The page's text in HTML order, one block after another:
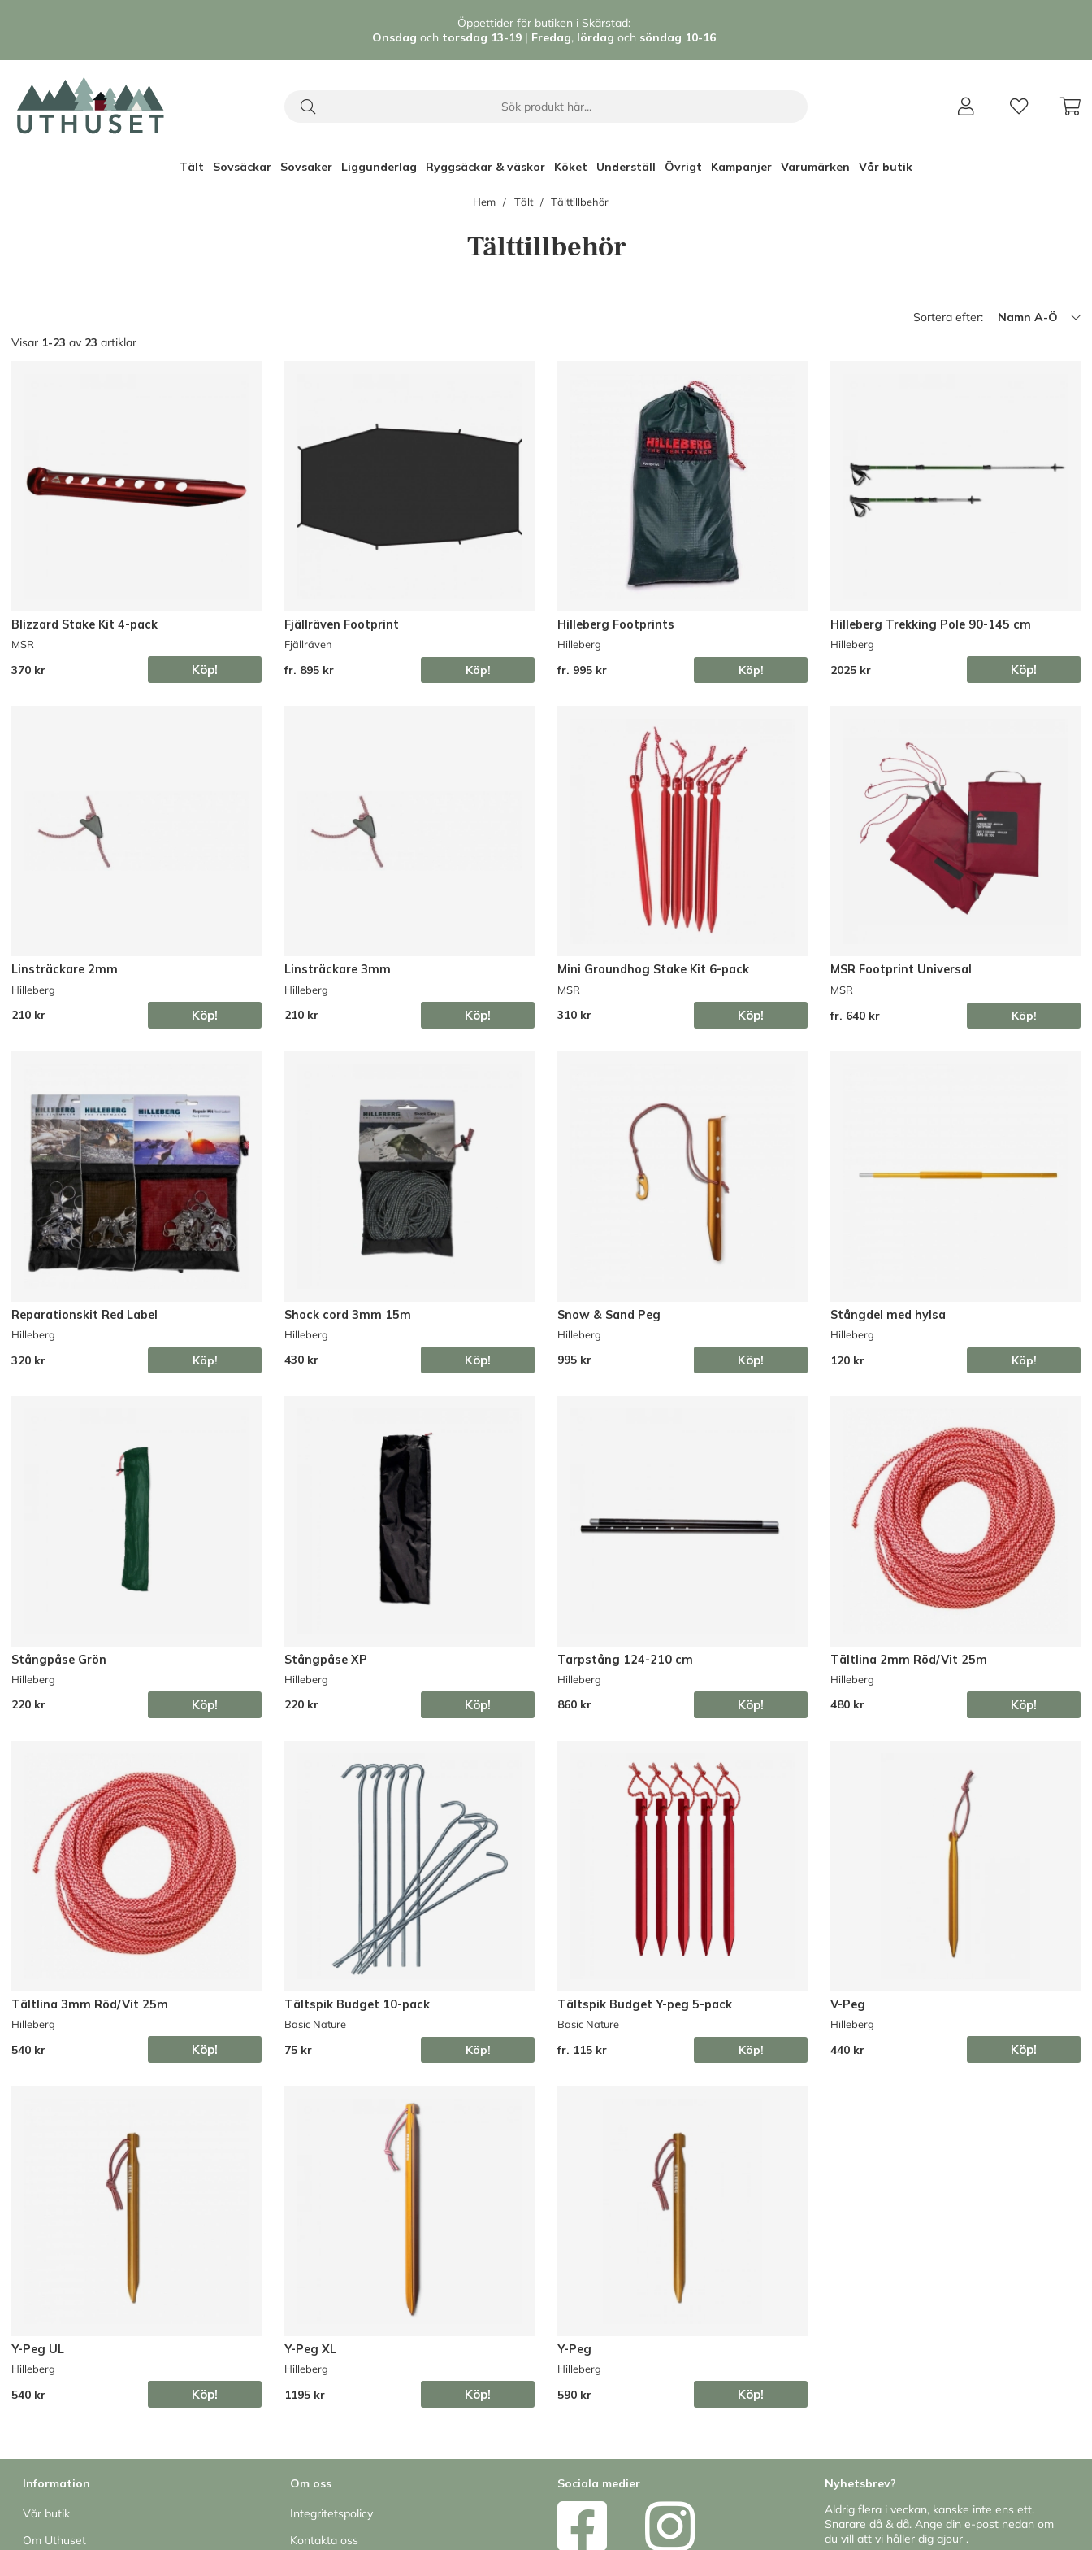
Öppettider för butiken i Skärstad:
Onsdag och torsdag 13-19 | Fredag, lördag och söndag 10-16
Tält Sovsäckar Sovsaker Liggunderlag Ryggsäckar & väskor Köket Underställ Övrigt Kampanjer Varumärken Vår butik
Hem Tält Tälttillbehör
Tälttillbehör
Sortera efter:
Namn A-Ö
Visar 1-23 av 23 artiklar
Blizzard Stake Kit 4-pack
MSR
370 kr Köp!
Fjällräven Footprint
Fjällräven
fr. 895 kr Köp!
Hilleberg Footprints
Hilleberg
fr. 995 kr Köp!
Hilleberg Trekking Pole 90-145 cm
Hilleberg
2025 kr Köp!
Linsträckare 2mm
Hilleberg
210 kr Köp!
Linsträckare 3mm
Hilleberg
210 kr Köp!
Mini Groundhog Stake Kit 6-pack
MSR
310 kr Köp!
MSR Footprint Universal
MSR
fr. 640 kr Köp!
Reparationskit Red Label
Hilleberg
320 kr Köp!
Shock cord 3mm 15m
Hilleberg
430 kr Köp!
Snow & Sand Peg
Hilleberg
995 kr Köp!
Stångdel med hylsa
Hilleberg
120 kr Köp!
Stångpåse Grön
Hilleberg
220 kr Köp!
Stångpåse XP
Hilleberg
220 kr Köp!
Tarpstång 124-210 cm
Hilleberg
860 kr Köp!
Tältlina 2mm Röd/Vit 25m
Hilleberg
480 kr Köp!
Tältlina 3mm Röd/Vit 25m
Hilleberg
540 kr Köp!
Tältspik Budget 10-pack
Basic Nature
75 kr Köp!
Tältspik Budget Y-peg 5-pack
Basic Nature
fr. 115 kr Köp!
V-Peg
Hilleberg
440 kr Köp!
Y-Peg UL
Hilleberg
540 kr Köp!
Y-Peg XL
Hilleberg
1195 kr Köp!
Y-Peg
Hilleberg
590 kr Köp!
Information
Vår butik
Om Uthuset
Om oss
Integritetspolicy
Kontakta oss
Sociala medier
Nyhetsbrev?
Aldrig flera i veckan, kanske inte ens ett.
Snarare då & då. Ange din e-post nedan om
du vill att vi håller dig ajour .